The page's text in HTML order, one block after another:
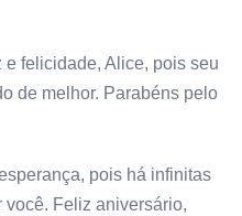
felicidade, Alice, pois seu
de melhor. Parabéns pelo
pois há infinitas
Feliz aniversário,